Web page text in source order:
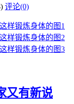
评论(0)
又有新说